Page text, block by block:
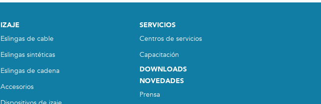
IZAJE
Eslingas de cable
Eslingas sintéticas
Eslingas de cadena
Accesorios
SERVICIOS
Centros de servicios
Capacitación
DOWNLOADS
NOVEDADES
Prensa